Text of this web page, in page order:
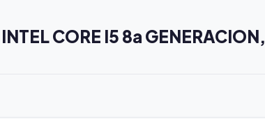
CORE I5 8a GENERACION,